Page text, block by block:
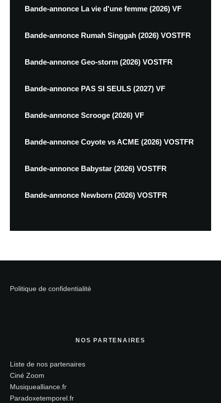
Bande-annonce La vie d'une femme (2026) VF
Bande-annonce Rumah Singgah (2026) VOSTFR
Bande-annonce Geo-storm (2026) VOSTFR
Bande-annonce PAS SI SEULS (2027) VF
Bande-annonce Scrooge (2026) VF
Bande-annonce Coyote vs ACME (2026) VOSTFR
Bande-annonce Babystar (2026) VOSTFR
Bande-annonce Newborn (2026) VOSTFR
Politique de confidentialité
NOS PARTENAIRES
Liste de nos partenaires
Ciné Zoom
Musiquealliance.fr
Paradoxetemporel.fr